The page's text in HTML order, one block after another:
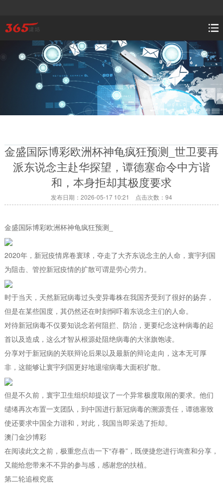
金盛国际博彩欧洲杯神龟疯狂预测_世卫要再
派东说念主赴华探望，谭德塞命令中方谐
和，本身拒却其极度要求
发布日期：2026-05-17 10:21 点击次数：94
金盛国际博彩欧洲杯神龟疯狂预测_
2020年，新冠疫情席卷寰球，夺走了大齐东说念主的人命，寰宇列国
为阻击、管控新冠疫情的扩散可谓是劳心劳力。
时于当天，天然新冠病毒过头变异毒株在我国齐受到了很好的扬弃，
但是在某些国度，其仍然还在时刻恫吓着东说念主们的人命。
对待新冠病毒不仅要知说念若何阻拦、防治，更要纪念这种病毒的起
首以及造成，这么才智从根源处阻绝病毒的大张旗饱读。
分享对于新冠病的关联辩论后果以及最新的辩论走向，这本无可厚
非，这能够让寰宇列国更好地退缩病毒大面积扩散。
但是不久前，寰宇卫生组织却提议了一个异常极度取闹的要求。他们
缱绻再次布置一支团队，到中国进行新冠病毒的溯源责任，谭德塞致
使还要求中国全力谐和，对此，我国当即采选了拒却。
澳门金沙博彩
在阅读此文之前，极重您点击一下“存眷”，既便捷您进行询查和分享，
又能给您带来不不异的参与感，感谢您的扶植。
第二轮追根究底